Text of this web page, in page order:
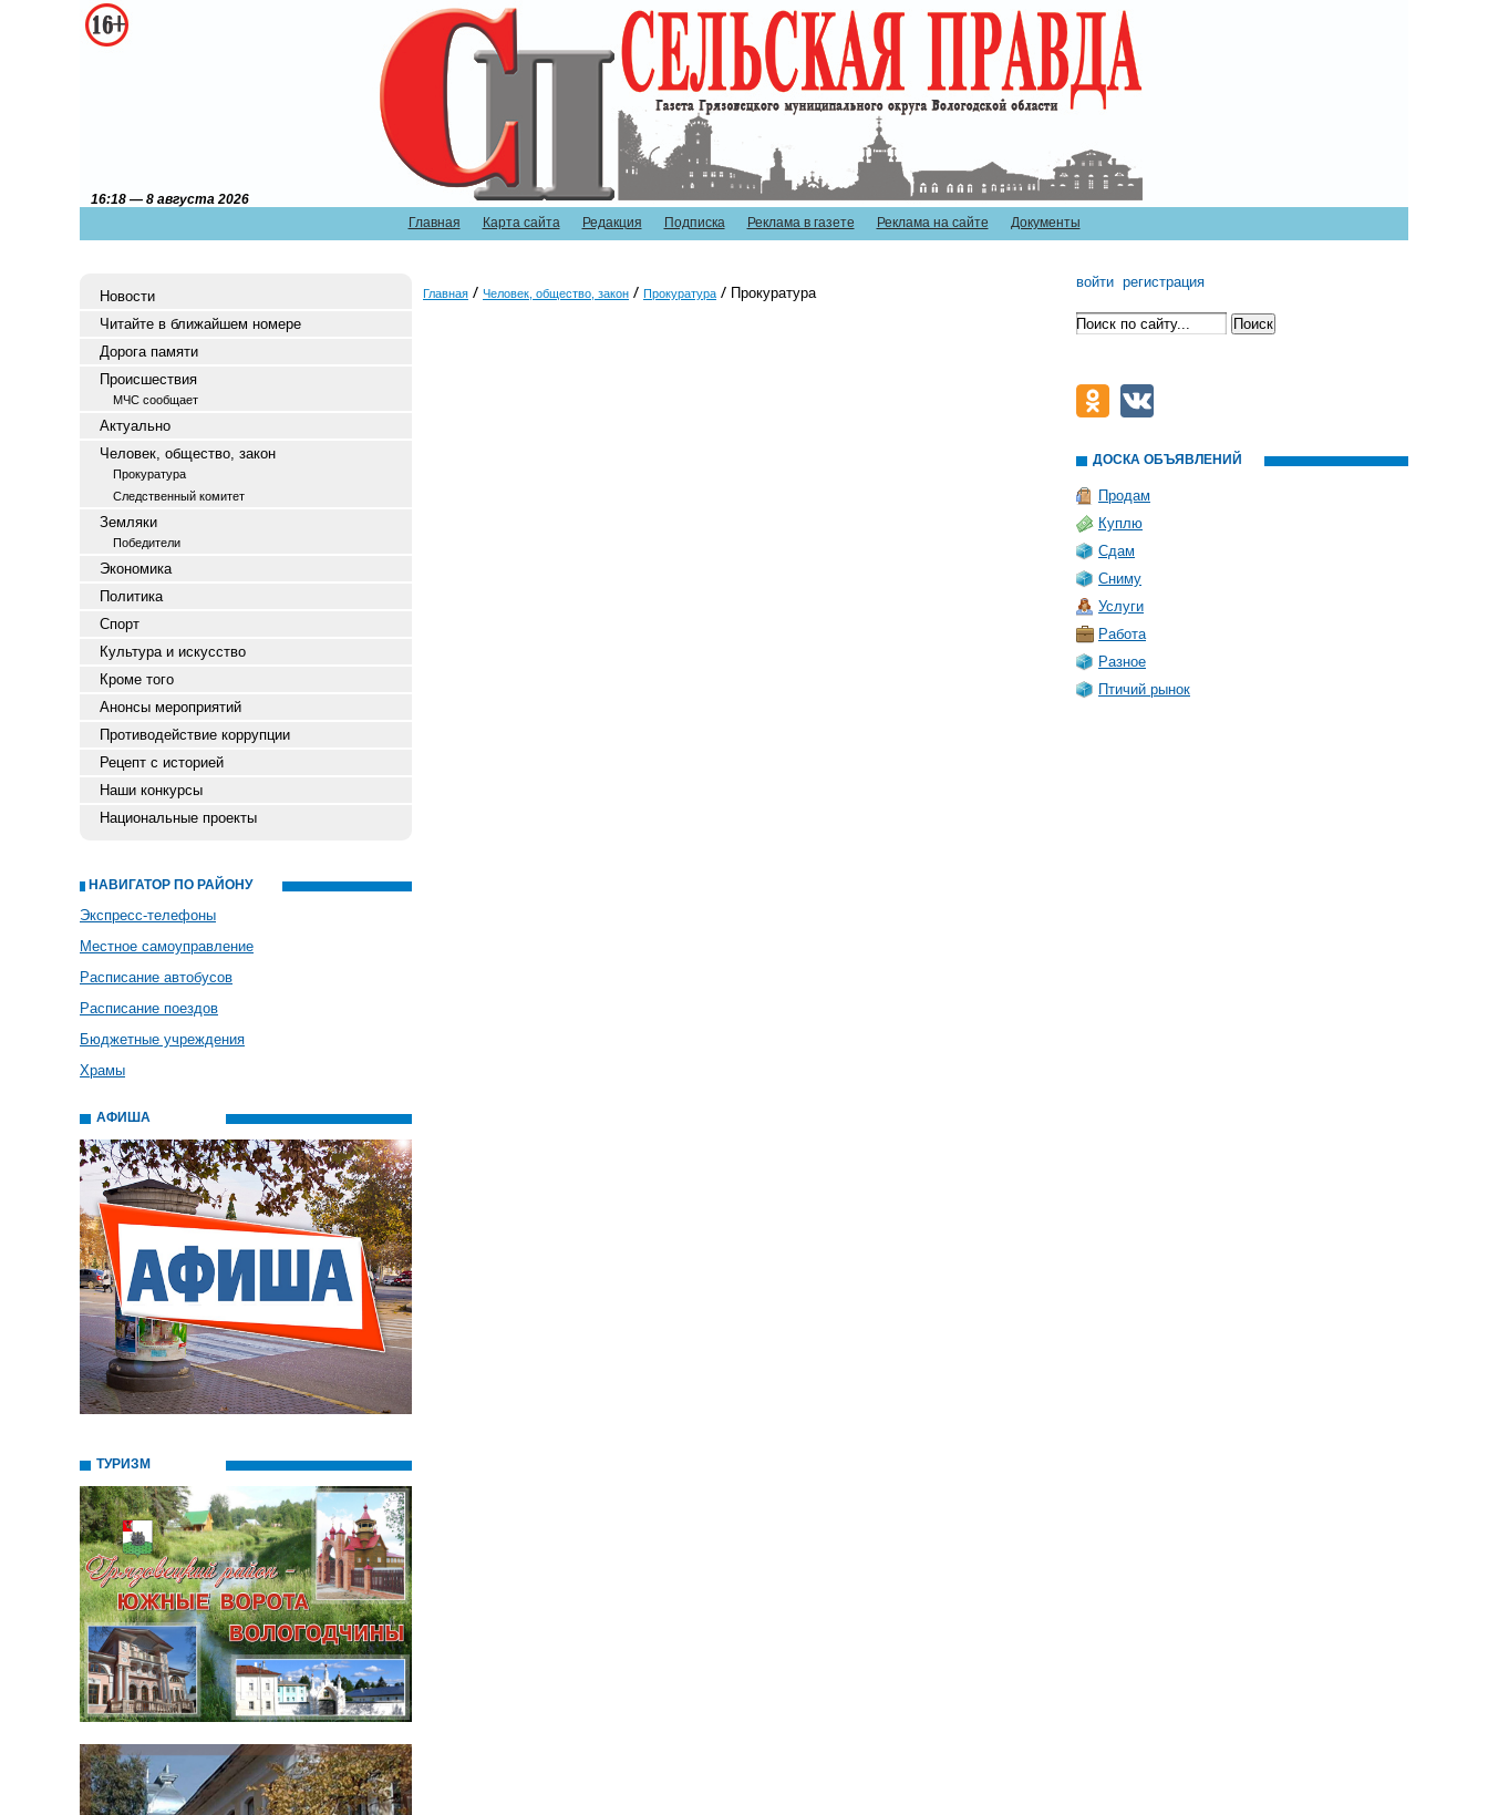
Главная Карта сайта Редакция Подписка Реклама в газете Реклама на сайте Документы
16:18 — 8 августа 2026
Новости
Читайте в ближайшем номере
Дорога памяти
Происшествия
МЧС сообщает
Актуально
Человек, общество, закон
Прокуратура
Следственный комитет
Земляки
Победители
Экономика
Политика
Спорт
Культура и искусство
Кроме того
Анонсы мероприятий
Противодействие коррупции
Рецепт с историей
Наши конкурсы
Национальные проекты
НАВИГАТОР ПО РАЙОНУ
Экспресс-телефоны
Местное самоуправление
Расписание автобусов
Расписание поездов
Бюджетные учреждения
Храмы
АФИША
ТУРИЗМ
Главная Человек, общество, закон Прокуратура Прокуратура
войти регистрация
ДОСКА ОБЪЯВЛЕНИЙ
Продам
Куплю
Сдам
Сниму
Услуги
Работа
Разное
Птичий рынок